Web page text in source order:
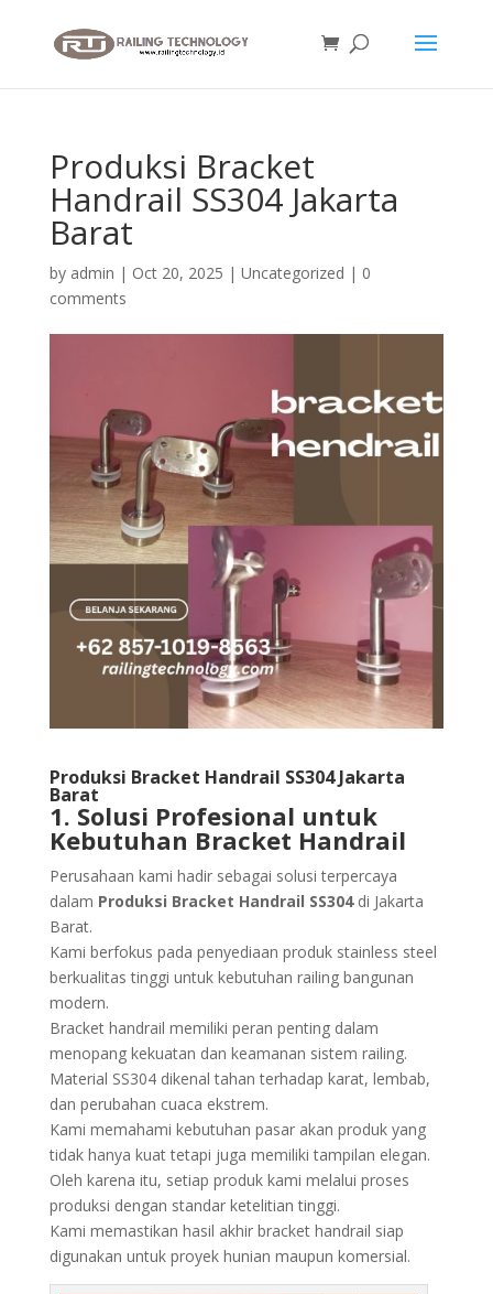
Produksi Bracket
Handrail SS304 Jakarta
Barat
by admin | Oct 20, 2025 | Uncategorized | 0
comments
Produksi Bracket Handrail SS304 Jakarta
Barat
1. Solusi Profesional untuk
Kebutuhan Bracket Handrail
Perusahaan kami hadir sebagai solusi terpercaya
dalam Produksi Bracket Handrail SS304di Jakarta
Barat.
Kami berfokus pada penyediaan produk stainless steel
berkualitas tinggi untuk kebutuhan railing bangunan
modern.
Bracket handrail memiliki peran penting dalam
menopang kekuatan dan keamanan sistem railing.
Material SS304 dikenal tahan terhadap karat, lembab,
dan perubahan cuaca ekstrem.
Kami memahami kebutuhan pasar akan produk yang
tidak hanya kuat tetapi juga memiliki tampilan elegan.
Oleh karena itu, setiap produk kami melalui proses
produksi dengan standar ketelitian tinggi.
Kami memastikan hasil akhir bracket handrail siap
digunakan untuk proyek hunian maupun komersial.